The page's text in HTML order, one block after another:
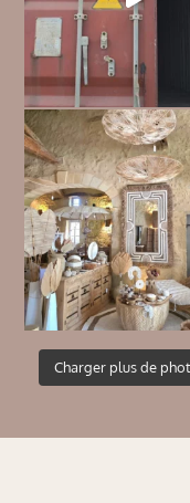
Charger plus de